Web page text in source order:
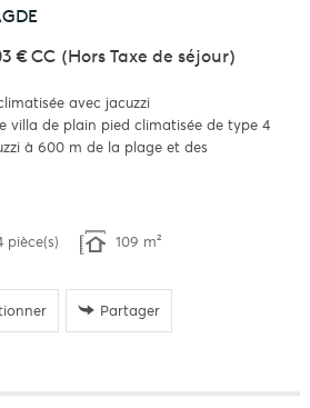
€CC (Hors Taxe de séjour)
avec jacuzzi
villa de plain pied climatisée de type 4
à 600 m de la plage et des
pièce(s) 109 m²
Partager